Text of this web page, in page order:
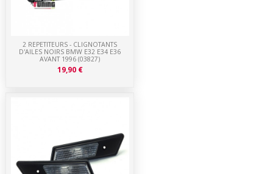
2 REPETITEURS - CLIGNOTANTS
D'AILES NOIRS BMW E32 E34 E36
AVANT 1996 (03827)
19,90 €